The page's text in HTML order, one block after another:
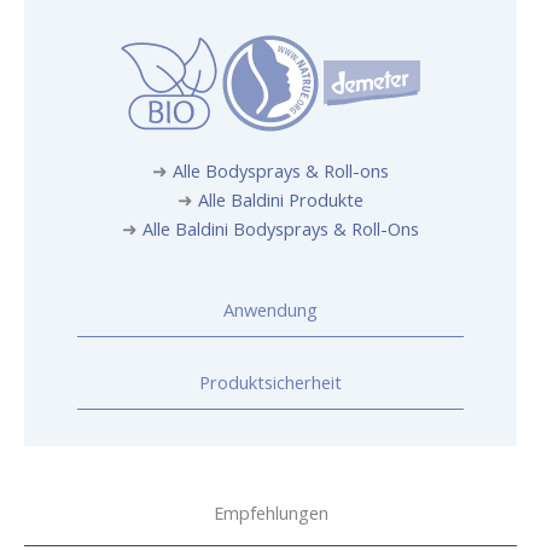
➜ Alle Bodysprays & Roll-ons
➜ Alle Baldini Produkte
➜ Alle Baldini Bodysprays & Roll-Ons
Anwendung
Produktsicherheit
Empfehlungen